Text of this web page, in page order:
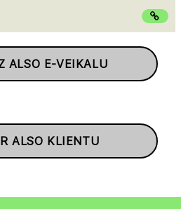
ALSO E-VEIKALU
ALSO KLIENTU